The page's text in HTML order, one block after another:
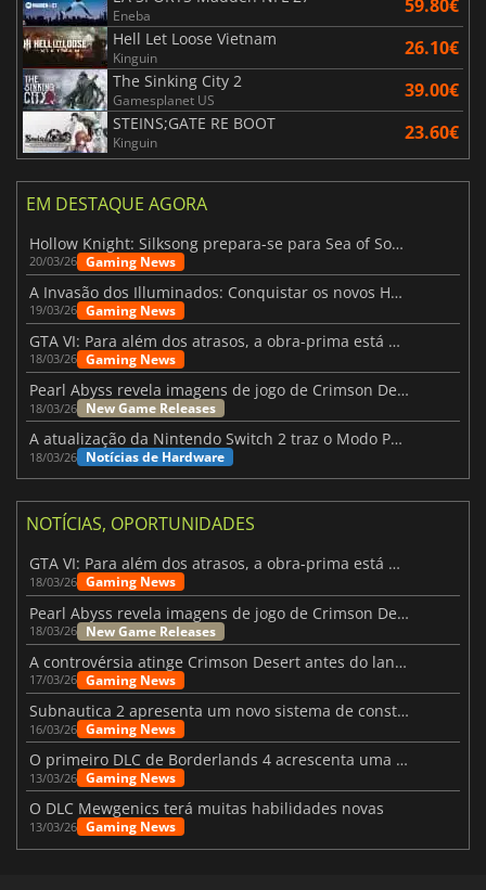
Eneba 59.80€
Hell Let Loose Vietnam
Kinguin 26.10€
The Sinking City 2
Gamesplanet US 39.00€
STEINS;GATE RE BOOT
Kinguin 23.60€
EM DESTAQUE AGORA
Hollow Knight: Silksong prepara-se para Sea of Sorrow com um patch
20/03/26 Gaming News
A Invasão dos Illuminados: Conquistar os novos Helldivers 2 Atualização!
19/03/26 Gaming News
GTA VI: Para além dos atrasos, a obra-prima está quase a chegar
18/03/26 Gaming News
Pearl Abyss revela imagens de jogo de Crimson Desert para a PS5
18/03/26 New Game Releases
A atualização da Nintendo Switch 2 traz o Modo Portátil aos jogos mais antigos da Switch
18/03/26 Notícias de Hardware
NOTÍCIAS, OPORTUNIDADES
GTA VI: Para além dos atrasos, a obra-prima está quase a chegar
18/03/26 Gaming News
Pearl Abyss revela imagens de jogo de Crimson Desert para a PS5
18/03/26 New Game Releases
A controvérsia atinge Crimson Desert antes do lançamento
17/03/26 Gaming News
Subnautica 2 apresenta um novo sistema de construção de bases
16/03/26 Gaming News
O primeiro DLC de Borderlands 4 acrescenta uma nova personagem e muito mais
13/03/26 Gaming News
O DLC Mewgenics terá muitas habilidades novas
13/03/26 Gaming News